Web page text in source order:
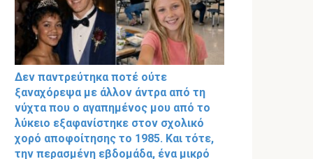
Δεν παντρεύτηκα ποτέ ούτε
ξαναχόρεψα με άλλον άντρα από τη
νύχτα που ο αγαπημένος μου από το
λύκειο εξαφανίστηκε στον σχολικό
χορό αποφοίτησης το 1985. Και τότε,
την περασμένη εβδομάδα, ένα μικρό